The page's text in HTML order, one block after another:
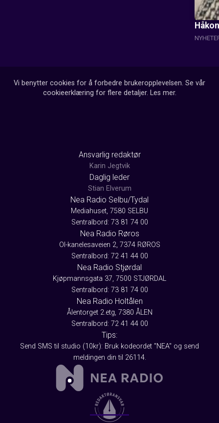
Vi benytter cookies for å forbedre brukeropplevelsen. Se vår
cookieerklæring for flere detaljer. Les mer.
Ansvarlig redaktør
Karin Jegtvik
Daglig leder
Stian Elverum
Nea Radio Selbu/Tydal
Mediahuset, 7580 SELBU
Sentralbord: 73 81 74 00
Nea Radio Røros
Ol-kanelesaveien 2, 7374 RØROS
Sentralbord: 72 41 44 00
Nea Radio Stjørdal
Kjøpmannsgata 37, 7500 STJØRDAL
Sentralbord: 73 81 74 00
Nea Radio Holtålen
Ålentorget 2.etg, 7380 ÅLEN
Sentralbord: 72 41 44 00
Tips:
Send SMS til studio (10kr): Bruk kodeordet "NEA" og send
meldingen din til 26114.